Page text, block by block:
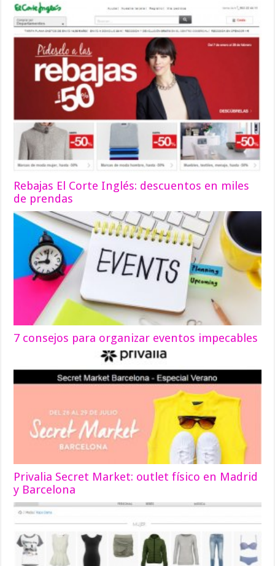
Rebajas El Corte Inglés: descuentos en miles
de prendas
7 consejos para organizar eventos impecables
Privalia Secret Market: outlet físico en Madrid
y Barcelona